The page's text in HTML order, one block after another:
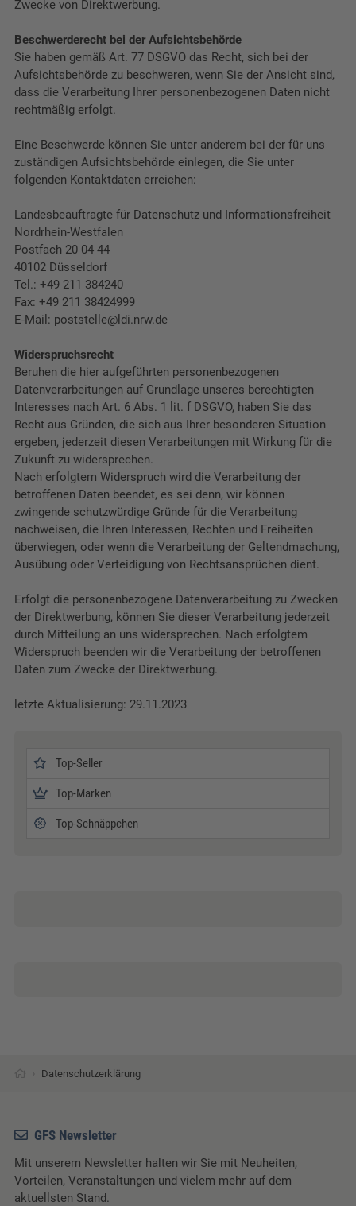
Zwecke von Direktwerbung.
Beschwerderecht bei der Aufsichtsbehörde
Sie haben gemäß Art. 77 DSGVO das Recht, sich bei der
Aufsichtsbehörde zu beschweren, wenn Sie der Ansicht sind,
dass die Verarbeitung Ihrer personenbezogenen Daten nicht
rechtmäßig erfolgt.
Eine Beschwerde können Sie unter anderem bei der für uns
zuständigen Aufsichtsbehörde einlegen, die Sie unter
folgenden Kontaktdaten erreichen:
Landesbeauftragte für Datenschutz und Informationsfreiheit
Nordrhein-Westfalen
Postfach 20 04 44
40102 Düsseldorf
Tel.: +49 211 384240
Fax: +49 211 38424999
E-Mail: poststelle@ldi.nrw.de
Widerspruchsrecht
Beruhen die hier aufgeführten personenbezogenen
Datenverarbeitungen auf Grundlage unseres berechtigten
Interesses nach Art. 6 Abs. 1 lit. f DSGVO, haben Sie das
Recht aus Gründen, die sich aus Ihrer besonderen Situation
ergeben, jederzeit diesen Verarbeitungen mit Wirkung für die
Zukunft zu widersprechen.
Nach erfolgtem Widerspruch wird die Verarbeitung der
betroffenen Daten beendet, es sei denn, wir können
zwingende schutzwürdige Gründe für die Verarbeitung
nachweisen, die Ihren Interessen, Rechten und Freiheiten
überwiegen, oder wenn die Verarbeitung der Geltendmachung,
Ausübung oder Verteidigung von Rechtsansprüchen dient.
Erfolgt die personenbezogene Datenverarbeitung zu Zwecken
der Direktwerbung, können Sie dieser Verarbeitung jederzeit
durch Mitteilung an uns widersprechen. Nach erfolgtem
Widerspruch beenden wir die Verarbeitung der betroffenen
Daten zum Zwecke der Direktwerbung.
letzte Aktualisierung: 29.11.2023
Top-Seller
Top-Marken
Top-Schnäppchen
Datenschutzerklärung
GFS Newsletter
Mit unserem Newsletter halten wir Sie mit Neuheiten,
Vorteilen, Veranstaltungen und vielem mehr auf dem
aktuellsten Stand.